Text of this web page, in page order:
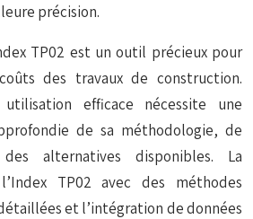
précision.
TP02 est un outil précieux pour
des travaux de construction.
efficace nécessite une
de sa méthodologie, de
alternatives disponibles. La
TP02 avec des méthodes
et l’intégration de données